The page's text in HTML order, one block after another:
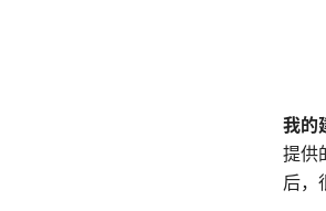
我的
提供
后，